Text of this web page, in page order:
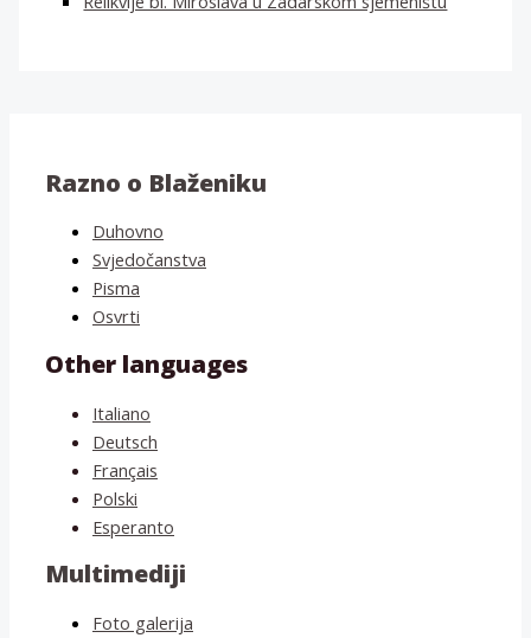
Razno o Blaženiku
Duhovno
Svjedočanstva
Pisma
Osvrti
Other languages
Italiano
Deutsch
Français
Polski
Esperanto
Multimediji
Foto galerija